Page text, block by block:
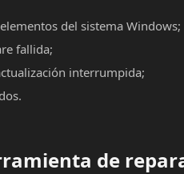
del sistema Windows;
fallida;
interrumpida;
de